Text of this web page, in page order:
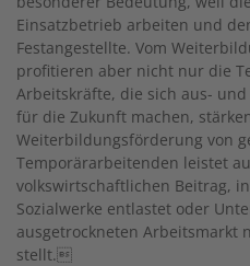
Einsatzbetrieb arbeiten und
Festangestellte. Vom
profitieren aber nicht nur die
Arbeitskräfte, die sich aus-
für die Zukunft machen,
Weiterbildungsförderung von
Temporärarbeitenden leistet
volkswirtschaftlichen Beitrag,
Sozialwerke entlastet oder
ausgetrockneten Arbeitsmarkt
stellt.